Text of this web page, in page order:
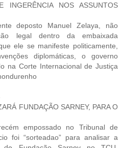
INGERÊNCIA NOS ASSUNTOS
deposto Manuel Zelaya, não
legal dentro da embaixada
ele se manifeste politicamente,
diplomáticas, o governo
na Corte Internacional de Justiça
FUNDAÇÃO SARNEY, PARA O
empossado no Tribunal de
foi “sorteadao” para analisar a